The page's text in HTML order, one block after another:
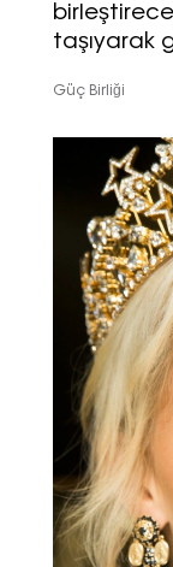
taşıyarak
Güç Birliği